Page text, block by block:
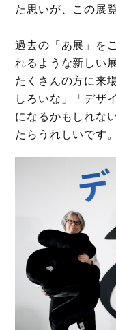
た思いが、この展
過去の「あ展」を
れるような新しい
たくさんの方に来
しろいな」「デザ
になるかもしれな
たらうれしいです。